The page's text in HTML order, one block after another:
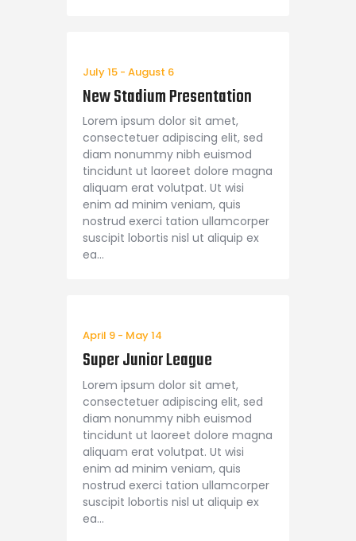
July 15 - August 6
New Stadium Presentation
Lorem ipsum dolor sit amet,
consectetuer adipiscing elit, sed
diam nonummy nibh euismod
tincidunt ut laoreet dolore magna
aliquam erat volutpat. Ut wisi
enim ad minim veniam, quis
nostrud exerci tation ullamcorper
suscipit lobortis nisl ut aliquip ex
ea…
April 9 - May 14
Super Junior League
Lorem ipsum dolor sit amet,
consectetuer adipiscing elit, sed
diam nonummy nibh euismod
tincidunt ut laoreet dolore magna
aliquam erat volutpat. Ut wisi
enim ad minim veniam, quis
nostrud exerci tation ullamcorper
suscipit lobortis nisl ut aliquip ex
ea…